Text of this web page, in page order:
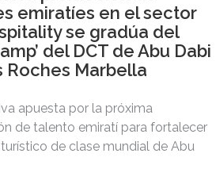
emiratíes en el sector
se gradúa del
del DCT de Abu Dabi
Roches Marbella
apuesta por la próxima
de talento emiratí para fortalecer
de clase mundial de Abu